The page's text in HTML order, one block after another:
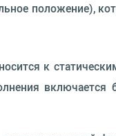
положение),
к